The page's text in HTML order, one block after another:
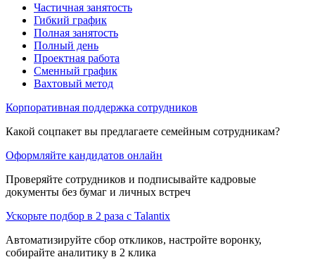
Частичная занятость
Гибкий график
Полная занятость
Полный день
Проектная работа
Сменный график
Вахтовый метод
Корпоративная поддержка сотрудников
Какой соцпакет вы предлагаете семейным сотрудникам?
Оформляйте кандидатов онлайн
Проверяйте сотрудников и подписывайте кадровые
документы без бумаг и личных встреч
Ускорьте подбор в 2 раза с Talantix
Автоматизируйте сбор откликов, настройте воронку,
собирайте аналитику в 2 клика